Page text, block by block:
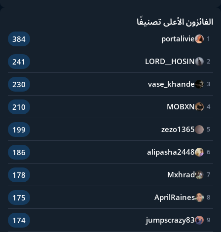
الفائزون الأعلى تصنيفًا
1
portalivie
384
2
LORD__HOSIN
241
3
vase_khande
230
4
MOBXN
210
5
zezo1365
199
6
alipasha2448
186
7
Mxhrad
178
8
AprilRaines
175
9
jumpscrazy83
174